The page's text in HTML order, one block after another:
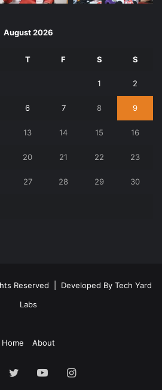
August 2026
T F S S
1 2
6 7 8 9
13 14 15 16
20 21 22 23
27 28 29 30
Reserved | Developed By Tech Yard
Labs
Home About
Twitter YouTubeInstagram